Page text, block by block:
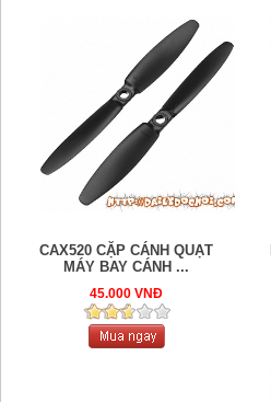
CAX520 CẶP CÁNH QUẠT
MÁY BAY CÁNH ...
45.000 VNĐ